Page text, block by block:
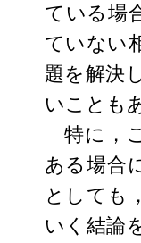
ている場
ていない
題を解決
いことも
特に，
ある場合
としても
いく結論